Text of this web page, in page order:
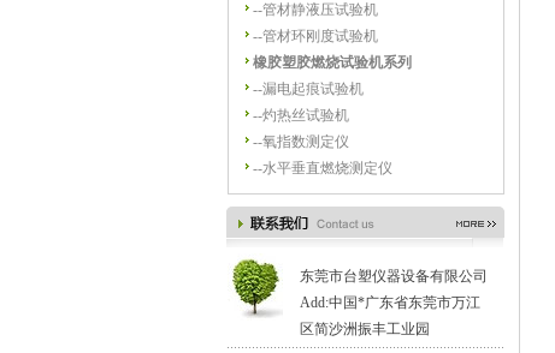
--管材静液压试验机
--管材环刚度试验机
橡胶塑胶燃烧试验机系列
--漏电起痕试验机
--灼热丝试验机
--氧指数测定仪
--水平垂直燃烧测定仪
东莞市台塑仪器设备有限公司
Add:中国*广东省东莞市万江
区简沙洲振丰工业园